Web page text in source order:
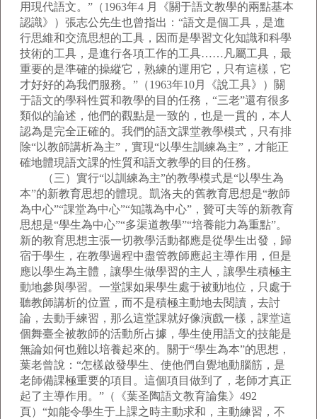
用現代語文。”（1963年4 月《關于語文教學的兩點基本
認識》）張志公先生也曾指出：“語文是個工具，是進
行思維和交流思想的工具，因而是學習文化知識和科學
技術的工具，是進行各項工作的工具……凡屬工具，最
重要的是準確的操縱它，熟練的運用它，只有這樣，它
才好好的為我們服務。”（1963年10月《說工具》）關
于語文的學科性質和教學的目的任務，“三老”還有很多
類似的論述，他們的觀點是一致的，也是一貫的，本人
認為是完全正確的。我們的語文課堂教學模式，只有排
除“以教師講析為主”，實現“以學生訓練為主”，才能正
確地體現語文課的性質和語文教學的目的任務。
（三）實行“以訓練為主”的教學模式是“以學生為
本”的新教育思想的體現。凱洛夫的舊教育思想是“教師
為中心”“課堂為中心”“知識為中心”，贊可夫等的新教育
思想是“學生為中心”“多渠道教學”“培養能力為重點”。
新的教育思想主張一切教學活動都應是從學生出發，歸
宿于學生，在教學過程中盡管教師應起主導作用，但是
應以學生為主體，讓學生做學習的主人，讓學生積極主
動地參與學習。一堂課如果學生處于被動地位，只處于
聽教師講析的位置，而不是積極主動地去閱讀，去討
論，去動手練習，那么這堂課就好像演戲一樣，課堂這
個舞臺全被教師的活動所占據，學生使用語文的技能是
無論如何也難以培養起來的。關于“學生為本”的思想，
葉老曾說：“怎樣啟發學生、使他們自覺地動腦筋，是
老師備課極重要的項目。這個項目做到了，老師才真正
起了主導作用。”（《葉圣陶語文教育論集》492
頁）“如能令學生于上課之時主動求和，主動練習，不